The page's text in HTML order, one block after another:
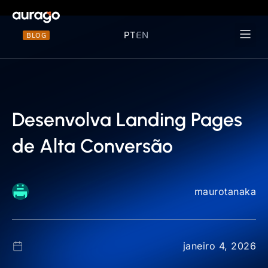
BLOG PTEN
Desenvolva Landing Pages
de Alta Conversão
maurotanaka
janeiro 4, 2026